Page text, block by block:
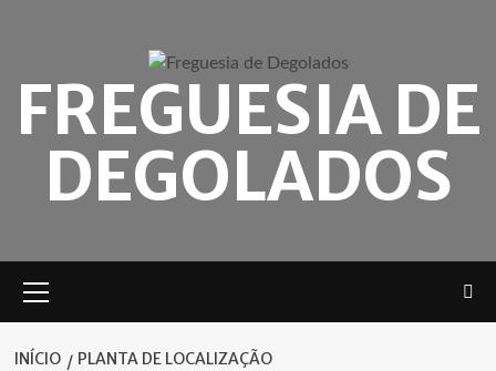
FREGUESIA DE
DEGOLADOS
principal
INÍCIO PLANTA DE LOCALIZAÇÃO